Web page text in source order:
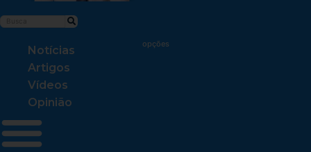
Notícias
Artigos
Vídeos
Opinião